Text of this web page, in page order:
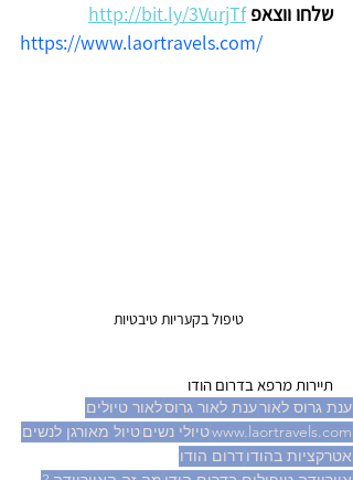
שלחו ווצאפ http://bit.ly/3VurjTf
https://www.laortravels.com/
טיפול בקעריות טיבטיות
תיירות מרפא בדרום הודו
ענת גרוס לאורענת לאור גרוסלאור טיולים
www.laortravels.comטיולי נשיםטיול מאורגן לנשים
אטרקציות בהודודרום הודו